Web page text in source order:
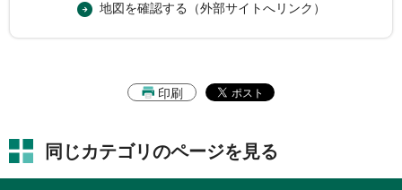
地図を確認する（外部サイトへリンク）
印刷
同じカテゴリのページを見る